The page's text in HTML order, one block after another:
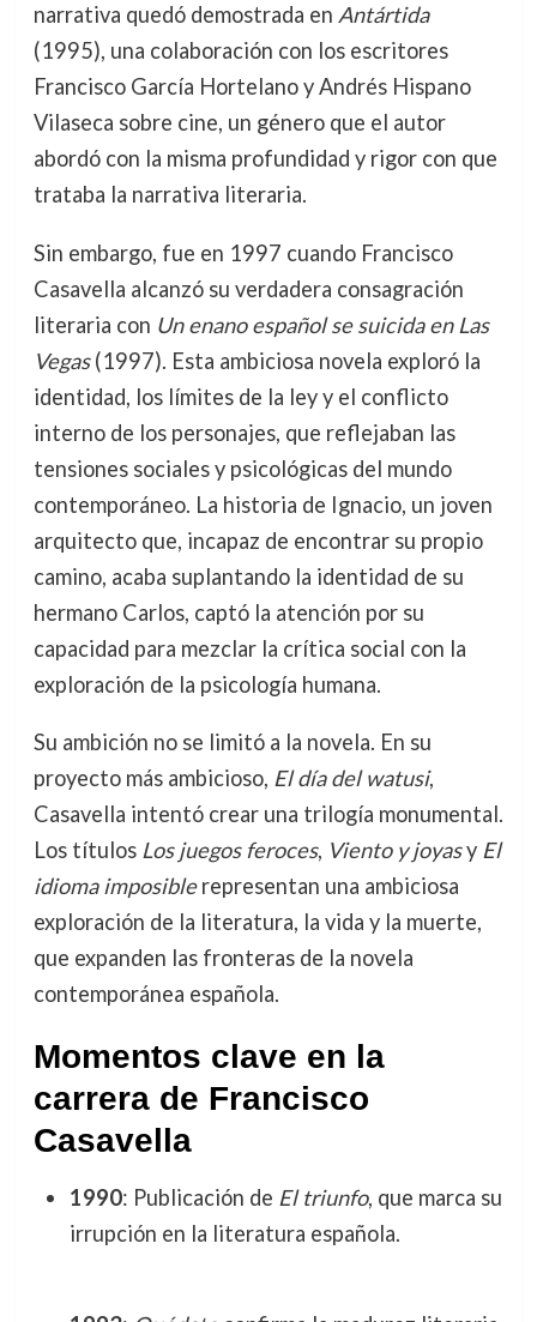
narrativa quedó demostrada en Antártida
(1995), una colaboración con los escritores
Francisco García Hortelano y Andrés Hispano
Vilaseca sobre cine, un género que el autor
abordó con la misma profundidad y rigor con que
trataba la narrativa literaria.
Sin embargo, fue en 1997 cuando Francisco
Casavella alcanzó su verdadera consagración
literaria con Un enano español se suicida en Las
Vegas(1997). Esta ambiciosa novela exploró la
identidad, los límites de la ley y el conflicto
interno de los personajes, que reflejaban las
tensiones sociales y psicológicas del mundo
contemporáneo. La historia de Ignacio, un joven
arquitecto que, incapaz de encontrar su propio
camino, acaba suplantando la identidad de su
hermano Carlos, captó la atención por su
capacidad para mezclar la crítica social con la
exploración de la psicología humana.
Su ambición no se limitó a la novela. En su
proyecto más ambicioso, El día del watusi,
Casavella intentó crear una trilogía monumental.
Los títulos Los juegos feroces, Viento y joyasy El
idioma imposiblerepresentan una ambiciosa
exploración de la literatura, la vida y la muerte,
que expanden las fronteras de la novela
contemporánea española.
Momentos clave en la
carrera de Francisco
Casavella
1990: Publicación de El triunfo, que marca su
irrupción en la literatura española.